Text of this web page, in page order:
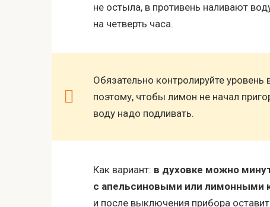
не остыла, в противень наливают
на четверть часа.
Обязательно контролируйте
поэтому, чтобы лимон не начал
воду надо подливать.
Как вариант: в духовке можно
с апельсиновыми или лимонными
и после выключения прибора